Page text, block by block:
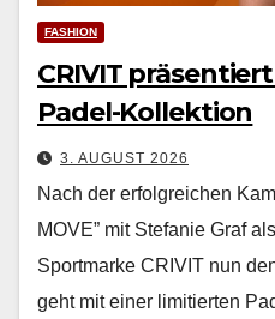
FASHION
CRIVIT
Padel-Kollektion
3. AUGUST 2026
Nach der erfol­gre­ichen
MOVE” mit Ste­fanie Graf
Sport­marke CRIVIT nun
geht mit ein­er lim­i­tierten